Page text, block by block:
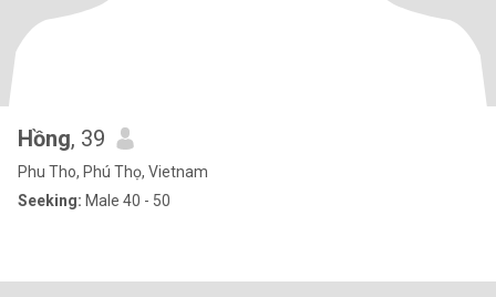
Hồng, 39
Phu Tho, Phú Thọ, Vietnam
Seeking: Male 40 - 50